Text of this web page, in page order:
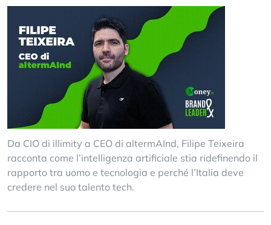
Da CIO di illimity a CEO di altermAInd, Filipe Teixeira
racconta come l’intelligenza artificiale stia ridefinendo il
rapporto tra uomo e tecnologia e perché l’Italia deve
credere nel suo talento tech.